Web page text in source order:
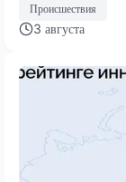
Происшествия
3 августа